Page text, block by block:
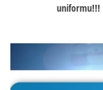
uniformu!!!